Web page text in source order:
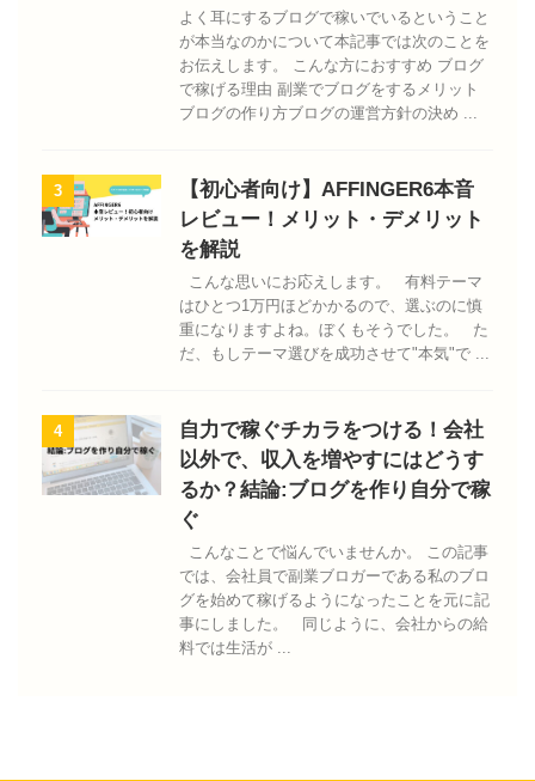
よく耳にするブログで稼いでいるということ
が本当なのかについて本記事では次のことを
お伝えします。 こんな方におすすめ ブログ
で稼げる理由 副業でブログをするメリット
ブログの作り方ブログの運営方針の決め ...
3
【初心者向け】AFFINGER6本音
レビュー！メリット・デメリット
を解説
こんな思いにお応えします。 有料テーマ
はひとつ1万円ほどかかるので、選ぶのに慎
重になりますよね。ぼくもそうでした。 た
だ、もしテーマ選びを成功させて"本気"で ...
4
自力で稼ぐチカラをつける！会社
以外で、収入を増やすにはどうす
るか？結論:ブログを作り自分で稼
ぐ
こんなことで悩んでいませんか。 この記事
では、会社員で副業ブロガーである私のブロ
グを始めて稼げるようになったことを元に記
事にしました。 同じように、会社からの給
料では生活が ...